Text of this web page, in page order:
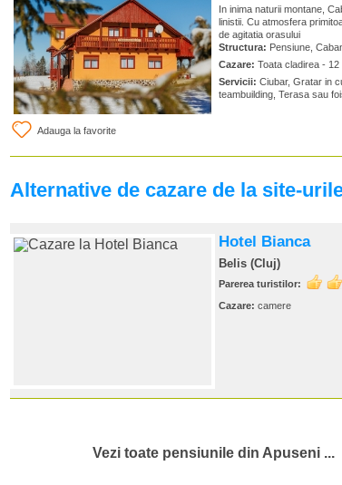
Adauga la favorite
In inima naturii montane,
linistii. Cu atmosfera
de agitatia orasului
Structura: Pensiune,
Cazare: Toata cladirea - 12
Servicii: Ciubar, Gratar in
teambuilding, Terasa sau
Alternative de cazare de la site-
Hotel Bianca
Belis (Cluj)
Parerea turistilor:
Cazare: camere
Vezi toate pensiunile din Apuseni ...